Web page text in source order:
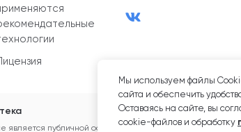
публичной офертой.
Мы используем файлы
сайта и обеспечить
Оставаясь на сайте, вы
cookie-файлов и обработку